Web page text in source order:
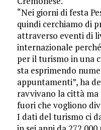
“Nei giorni di festa
quindi cerchiamo di
attraverso eventi di
internazionale
per il turismo in una
sta esprimendo
appuntamenti”, ha
ravvivano la città
fuori che vogliono
I dati del turismo ci